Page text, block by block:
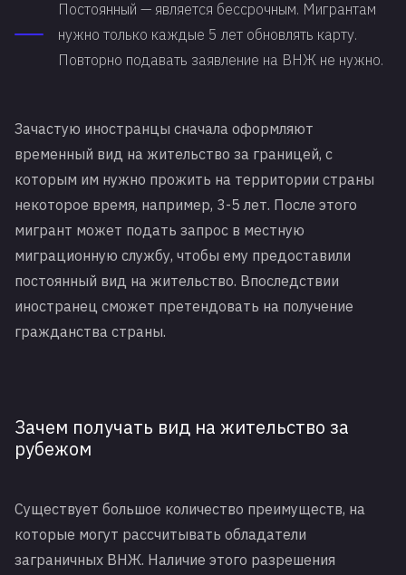
Постоянный — является бессрочным. Мигрантам
нужно только каждые 5 лет обновлять карту.
Повторно подавать заявление на ВНЖ не нужно.
Зачастую иностранцы сначала оформляют
временный вид на жительство за границей, с
которым им нужно прожить на территории страны
некоторое время, например, 3-5 лет. После этого
мигрант может подать запрос в местную
миграционную службу, чтобы ему предоставили
постоянный вид на жительство. Впоследствии
иностранец сможет претендовать на получение
гражданства страны.
Зачем получать вид на жительство за
рубежом
Существует большое количество преимуществ, на
которые могут рассчитывать обладатели
заграничных ВНЖ. Наличие этого разрешения